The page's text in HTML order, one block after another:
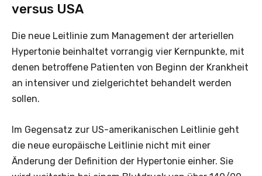
versus USA
Die neue Leitlinie zum Management der arteriellen
Hypertonie beinhaltet vorrangig vier Kernpunkte, mit
denen betroffene Patienten von Beginn der Krankheit
an intensiver und zielgerichtet behandelt werden
sollen.
Im Gegensatz zur US-amerikanischen Leitlinie geht
die neue europäische Leitlinie nicht mit einer
Änderung der Definition der Hypertonie einher. Sie